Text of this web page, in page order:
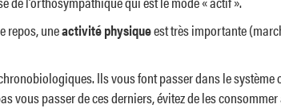
repos, uneactivité physiqueest très importante
Ils vous font passer dans le
passer de ces derniers, évitez de les consommer